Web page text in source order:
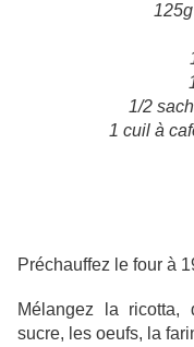
1/2
1 cuil à
Préchauffez le four à
Mélangez la ricotta,
sucre, les oeufs, la